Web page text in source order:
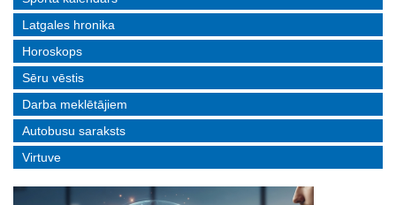
Latgales hronika
Horoskops
Sēru vēstis
Darba meklētājiem
Autobusu saraksts
Virtuve